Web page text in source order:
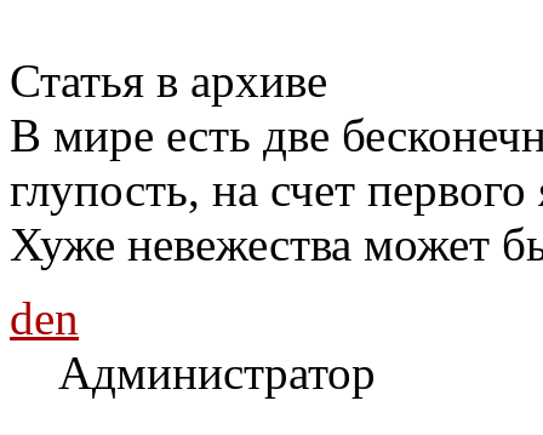
Статья в архиве
В мире есть две
глупость, на счет
Хуже невежества может
den
Администратор